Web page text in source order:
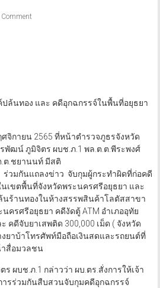
Comment
ปล้นทอง และ คดีอุกฉกรรจ์ในพื้นที่อยุธยา
ศจิกายน 2565 ที่หน้าตำรวจภูธรจังหวัด
พัฒน์ ภูมิจิตร ผบช.ภ.1 พล.ต.ต.พีระพงศ์
.ต.ชยานนท์ มีสติ
ร่วมกันแถลงข่าว จับกุมผู้กระทำผิดที่ก่อคดี
เขตพื้นที่จังหวัดพระนครศรีอยุธยา และ
นร้านทองในห้างสรรพสินค้าโลตัสสาขา
นครศรีอยุธยา คดีงัดตู้ ATM อำเภออุทัย
คดีจับยาเสพติด 300,000 เม็ด ( จังหวัด
ยาบ้าโทรศัพท์มือถือเงินสดและรถยนต์ที่
าสื่อมวลชน
ช.ภ.1 กล่าวว่า ผบ.ตร.สั่งการให้เจ้า
รร่วมกันสืบสวนจับกุมคดีอุกฉกรรจ์